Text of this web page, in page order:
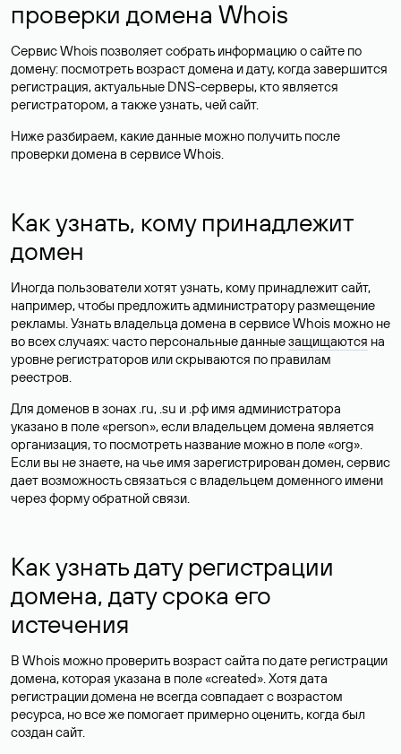
проверки домена Whois
Сервис Whois позволяет собрать информацию о сайте по
домену: посмотреть возраст домена и дату, когда завершится
регистрация, актуальные DNS-серверы, кто является
регистратором, а также узнать, чей сайт.
Ниже разбираем, какие данные можно получить после
проверки домена в сервисе Whois.
Как узнать, кому принадлежит
домен
Иногда пользователи хотят узнать, кому принадлежит сайт,
например, чтобы предложить администратору размещение
рекламы. Узнать владельца домена в сервисе Whois можно не
во всех случаях: часто персональные данныезащищаются на
уровне регистраторов или скрываются по правилам
реестров.
Для доменов в зонах .ru, .su и .рф имя администратора
указано в поле «person», если владельцем домена является
организация, то посмотреть название можно в поле «org».
Если вы не знаете, на чье имя зарегистрирован домен, сервис
дает возможность связаться с владельцем доменного имени
через форму обратной связи.
Как узнать дату регистрации
домена, дату срока его
истечения
В Whois можно проверить возраст сайта по дате регистрации
домена, которая указана в поле «created». Хотя дата
регистрации домена не всегда совпадает с возрастом
ресурса, но все же помогает примерно оценить, когда был
создан сайт.